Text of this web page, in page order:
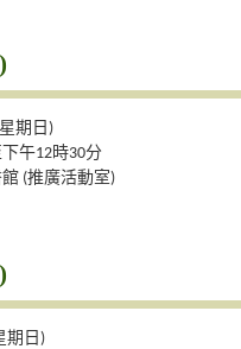
期日)
午12時30分
(推廣活動室)
期日)